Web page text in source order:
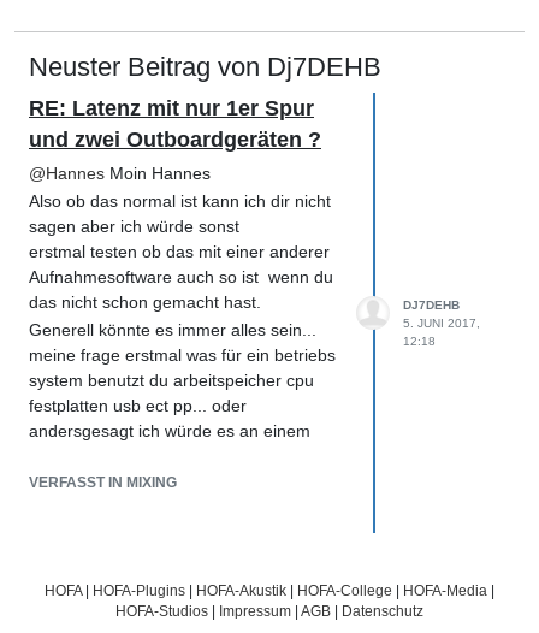
Neuster Beitrag von Dj7DEHB
RE: Latenz mit nur 1er Spur
und zwei Outboardgeräten ?
@Hannes Moin Hannes
Also ob das normal ist kann ich dir nicht
sagen aber ich würde sonst
erstmal testen ob das mit einer anderer
Aufnahmesoftware auch so ist wenn du
das nicht schon gemacht hast.
Generell könnte es immer alles sein...
meine frage erstmal was für ein betriebs
system benutzt du arbeitspeicher cpu
festplatten usb ect pp... oder
andersgesagt ich würde es an einem
wenns da auch so ist...wenn nicht auch
neue updates firmware treiber ect
laden....aber laut meiner phylosophie
VERFASST IN MIXING
DJ7DEHB
5. JUNI 2017,
12:18
HOFA| HOFA-Plugins HOFA-Akustik HOFA-College HOFA-Media
HOFA-Studios
Impressum AGB Datenschutz